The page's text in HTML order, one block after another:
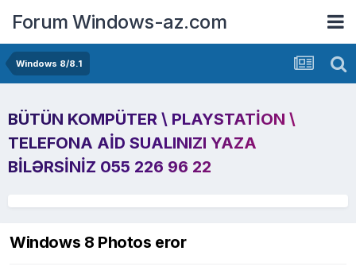
Forum Windows-az.com
Windows 8/8.1
BÜTÜN KOMPÜTER \ PLAYSTATION \
TELEFONA AID SUALINIZI YAZA
BILƏRSINIZ 055 226 96 22
Windows 8 Photos eror